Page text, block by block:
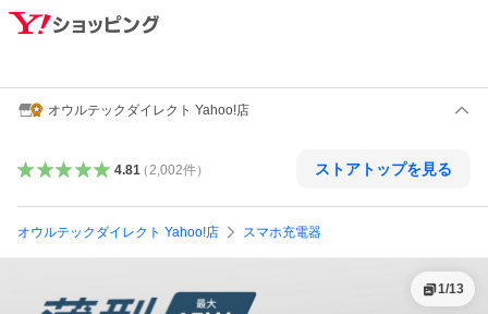
オウルテックダイレクト Yahoo!店
4.81（ 2,002件） ストアトップを見る
オウルテックダイレクト Yahoo!店 スマホ充電器
1/13